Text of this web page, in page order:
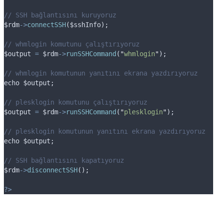
// SSH bağlantısını kuruyoruz
$rdm->connectSSH($sshInfo);
// whmlogin komutunu çalıştırıyoruz
$output = $rdm->runSSHCommand ( "whmlogin");
// whmlogin komutunun yanıtını ekrana yazdırıyoruz
echo $output ;
// plesklogin komutunu çalıştırıyoruz
$output = $rdm->runSSHCommand ( "plesklogin");
// plesklogin komutunun yanıtını ekrana yazdırıyoruz
echo $output ;
// SSH bağlantısını kapatıyoruz
$rdm->disconnectSSH();
?>